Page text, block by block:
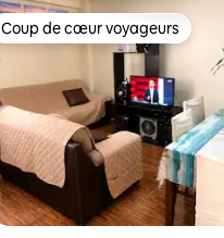
Coup de cœur voyageurs
Coup de cœur voyageurs